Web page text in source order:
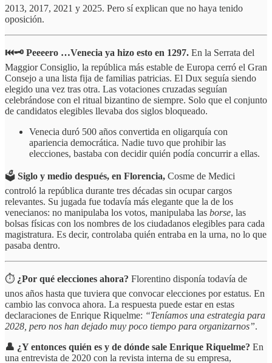
2013, 2017, 2021 y 2025. Pero sí explican que no haya tenido
oposición.
⏮️🗝️ Peeeero …Venecia ya hizo esto en 1297. En la Serrata del
Maggior Consiglio, la república más estable de Europa cerró el Gran
Consejo a una lista fija de familias patricias. El Dux seguía siendo
elegido una vez tras otra. Las votaciones cruzadas seguían
celebrándose con el ritual bizantino de siempre. Solo que el conjunto
de candidatos elegibles llevaba dos siglos bloqueado.
Venecia duró 500 años convertida en oligarquía con
apariencia democrática. Nadie tuvo que prohibir las
elecciones, bastaba con decidir quién podía concurrir a ellas.
🗳️ Siglo y medio después, en Florencia, Cosme de Medici
controló la república durante tres décadas sin ocupar cargos
relevantes. Su jugada fue todavía más elegante que la de los
venecianos: no manipulaba los votos, manipulaba las borse, las
bolsas físicas con los nombres de los ciudadanos elegibles para cada
magistratura. Es decir, controlaba quién entraba en la urna, no lo que
pasaba dentro.
⏱️ ¿Por qué elecciones ahora? Florentino disponía todavía de
unos años hasta que tuviera que convocar elecciones por estatus. En
cambio las convoca ahora. La respuesta puede estar en estas
declaraciones de Enrique Riquelme: “Teníamos una estrategia para
2028, pero nos han dejado muy poco tiempo para organizarnos”.
👤 ¿Y entonces quién es y de dónde sale Enrique Riquelme? En
una entrevista de 2020 con la revista interna de su empresa,